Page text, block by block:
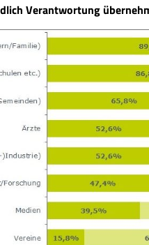
Verantwortung